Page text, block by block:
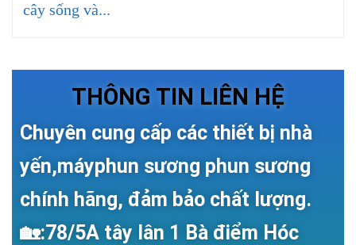
cây sống và...
THÔNG TIN LIÊN HỆ
Chuyên cung cấp các thiết bị nhà
yến,máyphun sương phun sương
chính hãng, đảm bảo chất lượng.
🏡:78/5A tây lân 1 Bà điểm Hóc